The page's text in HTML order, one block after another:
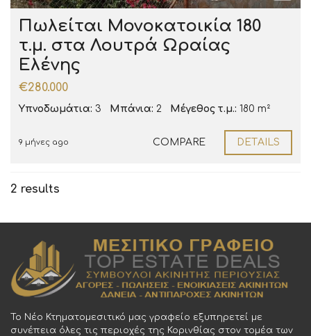
Πωλείται Μονοκατοικία 180
τ.μ. στα Λουτρά Ωραίας
Ελένης
€280.000
Υπνοδωμάτια: 3 Μπάνια: 2 Μέγεθος τ.μ.: 180 m²
9 μήνες ago COMPARE DETAILS
2 results
Το Νέο Κτηματομεσιτικό μας γραφείο εξυπηρετεί με
συνέπεια όλες τις περιοχές της Κορινθίας στον τομέα των